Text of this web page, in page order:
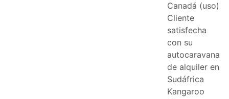
Canadá (uso)
Cliente
satisfecha
con su
autocaravana
de alquiler en
Sudáfrica
Kangaroo